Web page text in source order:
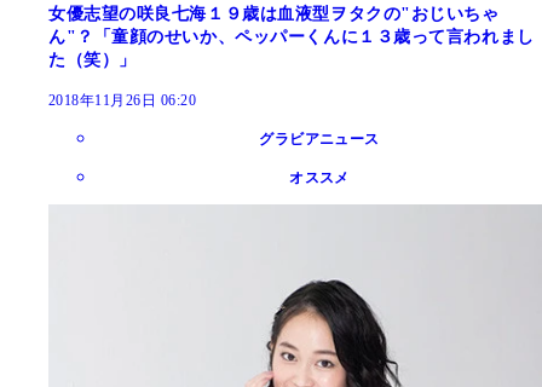
女優志望の咲良七海１９歳は血液型ヲタクの"おじいちゃ
ん"？「童顔のせいか、ペッパーくんに１３歳って言われまし
た（笑）」
2018年11月26日 06:20
グラビアニュース
オススメ